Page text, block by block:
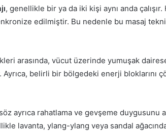
, genellikle bir ya da iki kişi aynı anda
edilmiştir. Bu nedenle bu masaj
arasında, vücut üzerinde yumuşak
Ayrıca, belirli bir bölgedeki enerji bloklarını
ayrıca rahatlama ve gevşeme duygusunu
lavanta, ylang-ylang veya sandal